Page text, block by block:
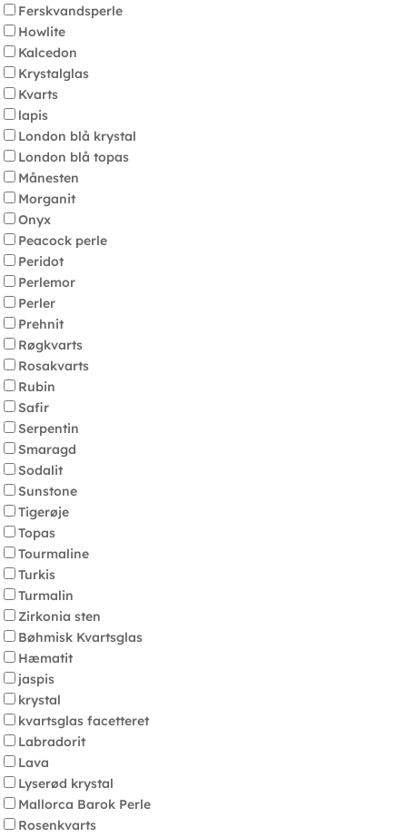
Ferskvandsperle
Howlite
Kalcedon
Krystalglas
Kvarts
lapis
London blå krystal
London blå topas
Månesten
Morganit
Onyx
Peacock perle
Peridot
Perlemor
Perler
Prehnit
Røgkvarts
Rosakvarts
Rubin
Safir
Serpentin
Smaragd
Sodalit
Sunstone
Tigerøje
Topas
Tourmaline
Turkis
Turmalin
Zirkonia sten
Bøhmisk Kvartsglas
Hæmatit
jaspis
krystal
kvartsglas facetteret
Labradorit
Lava
Lyserød krystal
Mallorca Barok Perle
Rosenkvarts